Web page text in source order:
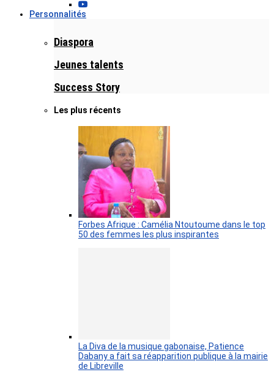
Personnalités
Diaspora
Jeunes talents
Success Story
Les plus récents
Forbes Afrique : Camélia Ntoutoume dans le top
50 des femmes les plus inspirantes
La Diva de la musique gabonaise, Patience
Dabany a fait sa réapparition publique à la mairie
de Libreville